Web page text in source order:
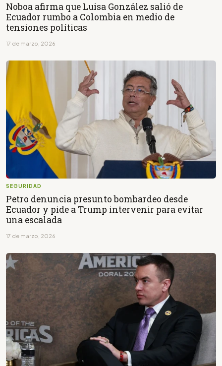
Noboa afirma que Luisa González salió de
Ecuador rumbo a Colombia en medio de
tensiones políticas
17 de marzo, 2026
SEGURIDAD
Petro denuncia presunto bombardeo desde
Ecuador y pide a Trump intervenir para evitar
una escalada
17 de marzo, 2026